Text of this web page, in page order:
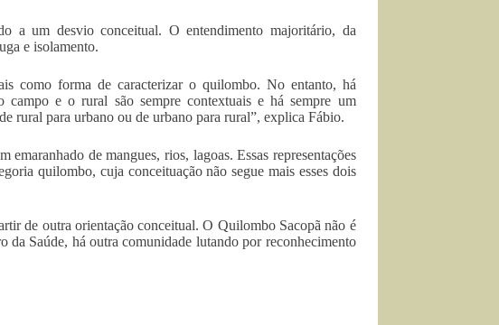
a um desvio conceitual. O entendimento majoritário, da
e isolamento.
como forma de caracterizar o quilombo. No entanto, há
e o rural são sempre contextuais e há sempre um
rural para urbano ou de urbano para rural”, explica Fábio.
de mangues, rios, lagoas. Essas representações
quilombo, cuja conceituação não segue mais esses dois
de outra orientação conceitual. O Quilombo Sacopã não é
Saúde, há outra comunidade lutando por reconhecimento